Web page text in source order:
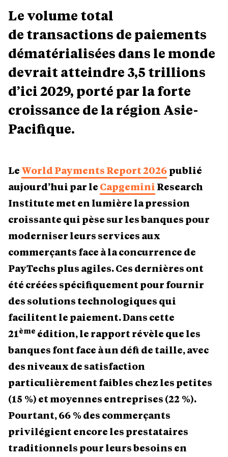
Le volume total
de transactions de paiements
dématérialisées dans le monde
devrait atteindre 3,5 trillions
d’ici 2029, porté par la forte
croissance de la région Asie-
Pacifique.
Le World Payments Report 2026 publié
aujourd’hui par le Capgemini Research
Institute met en lumière la pression
croissante qui pèse sur les banques pour
moderniser leurs services aux
commerçants face à la concurrence de
PayTechs plus agiles. Ces dernières ont
été créées spécifiquement pour fournir
des solutions technologiques qui
facilitent le paiement. Dans cette
21ème édition, le rapport révèle que les
banques font face à un défi de taille, avec
des niveaux de satisfaction
particulièrement faibles chez les petites
(15 %) et moyennes entreprises (22 %).
Pourtant, 66 % des commerçants
privilégient encore les prestataires
traditionnels pour leurs besoins en